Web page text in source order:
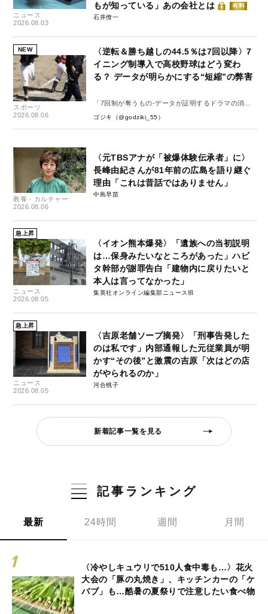
ニュース
2026.08.03
もが知っている」あの会社とは
有料
石井僚一
NEW
スポーツ
2026.08.06
〈逆転＆勝ち越しの44.5％は7回以降〉7
イニング制導入で高校野球はどう変わ
る？ データが明らかにする“短縮”の弊害
「7回制が奪うもの-データが証明するドラマの消
失-」
ゴジキ（@godziki_55）
教養・カルチャー
2026.08.06
〈元TBSアナが「被爆体験伝承者」に〉
長峰由紀さんが81年前の広島を語り継ぐ
理由「これは昔話ではありません」
中島早苗
急上昇
ニュース
2026.08.05
〈イオン熊本爆発〉「遺族への当初説明
は…保身みたいなところがあった」ハビ
タ幹部が謝罪告白「建物内に戻りたいと
本人は言ってなかった」
集英社オンライン編集部ニュース班
急上昇
ニュース
2026.08.05
〈吉原老舗ソープ摘発〉「刑事告発した
のは私です」内部通報した元従業員が明
かす“その後”と激震の吉原「次はどの店
がやられるのか」
河合桃子
新着記事一覧を見る
記事ランキング
最新 24時間 週間 月間
〈冷やしキュウリで510人食中毒も…〉花火
大会の「豚の丸焼き」、キッチンカーの「ケ
バブ」も…酷暑の夏祭りで注意したい食べ物